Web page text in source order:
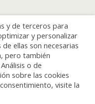
y de terceros para
y personalizar
ellas son necesarias
pero también
o de
sobre las cookies
visite la